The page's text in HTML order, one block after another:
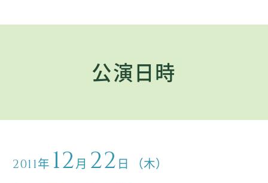
公演日時
2011年 12月 22 日 （木）